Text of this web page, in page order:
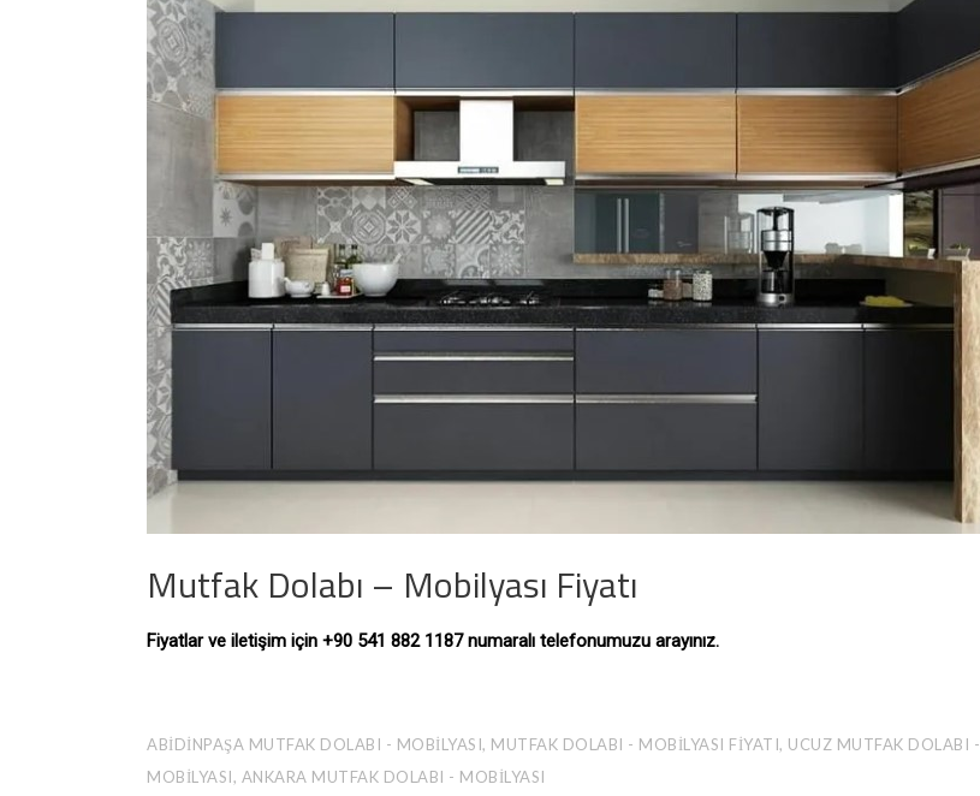
Mutfak Dolabı – Mobilyası Fiyatı
Fiyatlar ve iletişim için +90 541 882 1187 numaralı telefonumuzu arayınız.
ABIDINPAŞA MUTFAK DOLABI - MOBILYASI, MUTFAK DOLABI - MOBILYASI FIYATI, UCUZ MUTFAK DOLABI -
MOBILYASI, ANKARA MUTFAK DOLABI - MOBILYASI